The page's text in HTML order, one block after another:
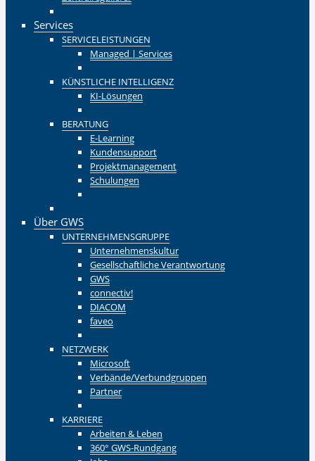
Services
SERVICELEISTUNGEN
Managed | Services
KÜNSTLICHE INTELLIGENZ
KI-Lösungen
BERATUNG
E-Learning
Kundensupport
Projektmanagement
Schulungen
Über GWS
UNTERNEHMENSGRUPPE
Unternehmenskultur
Gesellschaftliche Verantwortung
GWS
connectiv!
DIACOM
faveo
NETZWERK
Microsoft
Verbände/Verbundgruppen
Partner
KARRIERE
Arbeiten & Leben
360° GWS-Rundgang